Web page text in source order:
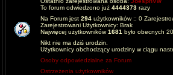
To forum odwiedzono już 4444373 razy
Na Forum jest 294 użytkowników :: 0
Zarejestrowani Użytkownicy: Brak
Najwięcej użytkowników1681 było obecnych
Nikt nie ma dziś urodzin.
Użytkownicy obchodzący urodziny w ciągu
Osoby odpowiedzialne za Forum
Ostrzeżenia użytkowników